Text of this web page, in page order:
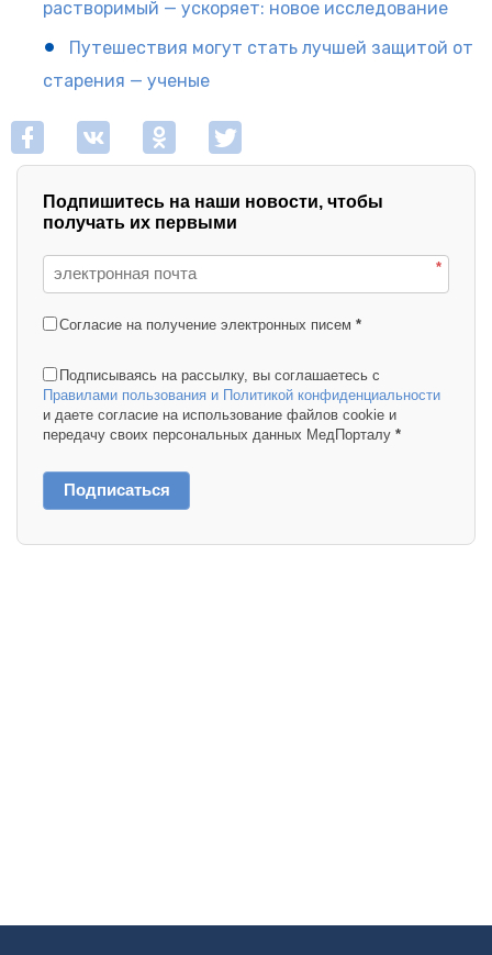
растворимый — ускоряет: новое исследование
Путешествия могут стать лучшей защитой от
старения — ученые
Подпишитесь на наши новости, чтобы
получать их первыми
*
Согласие на получение электронных писем *
Подписываясь на рассылку, вы соглашаетесь с
Правилами пользования и Политикой конфиденциальности
и даете согласие на использование файлов cookie и
передачу своих персональных данных МедПорталу *
Подписаться